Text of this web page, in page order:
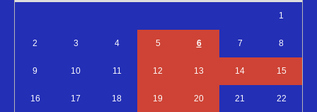
1
2 3 4 5 6 7 8
9 10 11 12 13 14 15
16 17 18 19 20 21 22